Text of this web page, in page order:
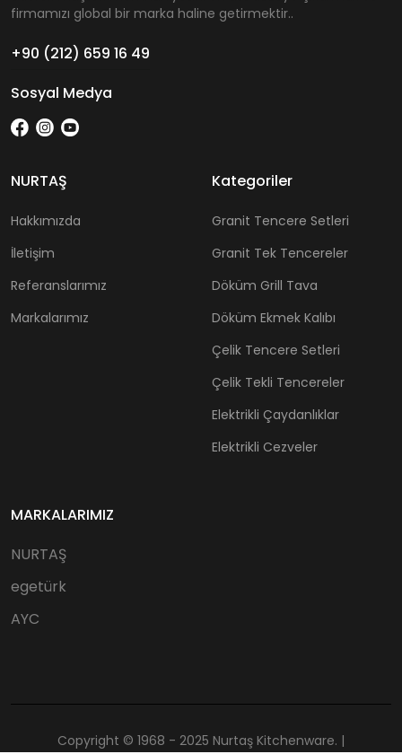
firmamızı global bir marka haline getirmektir..
+90 (212) 659 16 49
Sosyal Medya
NURTAŞ
Hakkımızda
İletişim
Referanslarımız
Markalarımız
Kategoriler
Granit Tencere Setleri
Granit Tek Tencereler
Döküm Grill Tava
Döküm Ekmek Kalıbı
Çelik Tencere Setleri
Çelik Tekli Tencereler
Elektrikli Çaydanlıklar
Elektrikli Cezveler
MARKALARIMIZ
NURTAŞ
egetürk
AYC
Copyright © 1968 - 2025 Nurtaş Kitchenware. |